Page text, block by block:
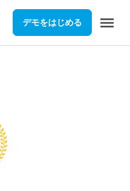
デモをはじめる menu